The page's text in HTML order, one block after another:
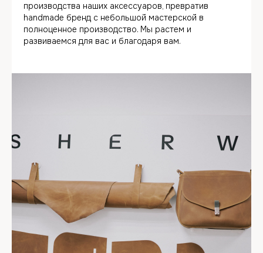
производства наших аксессуаров, превратив
handmade бренд с небольшой мастерской в
полноценное производство. Мы растем и
развиваемся для вас и благодаря вам.